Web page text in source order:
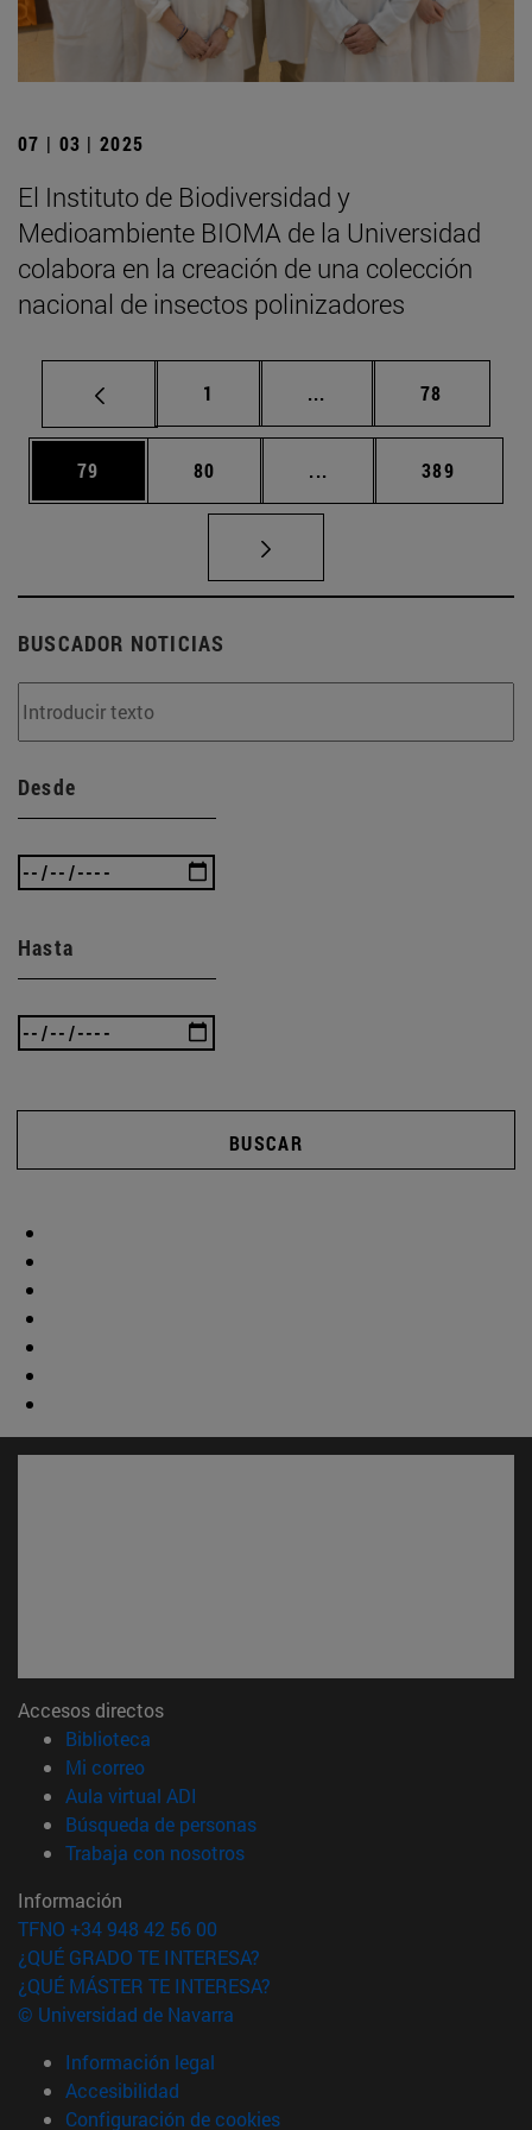
07 | 03 | 2025
El Instituto de Biodiversidad y
Medioambiente BIOMA de la Universidad
colabora en la creación de una colección
nacional de insectos polinizadores
Página
1 ... Páginas intermedias
Página
78
Página
79 Página
80 ... Páginas intermedias
Página
389
BUSCADOR NOTICIAS
Desde
Hasta
BUSCAR
Accesos directos
Biblioteca
Mi correo(abre en nueva ventana)
Aula virtual ADI
Búsqueda de personas(abre en nueva ventana)
Trabaja con nosotros(abre en nueva ventana)
Información
TFNO +34 948 42 56 00
¿QUÉ GRADO TE INTERESA?
¿QUÉ MÁSTER TE INTERESA?
© Universidad de Navarra
Información legal
Accesibilidad
Configuración de cookies